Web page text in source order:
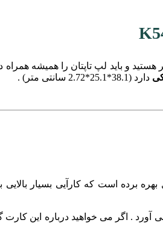
و باید لپ تاپتان را همیشه همراه
دارد (38.1*25.1*2.72 سانتی متر) .
برده است که کارآیی بسیار بالایی
آورد . اگر می خواهید درباره این